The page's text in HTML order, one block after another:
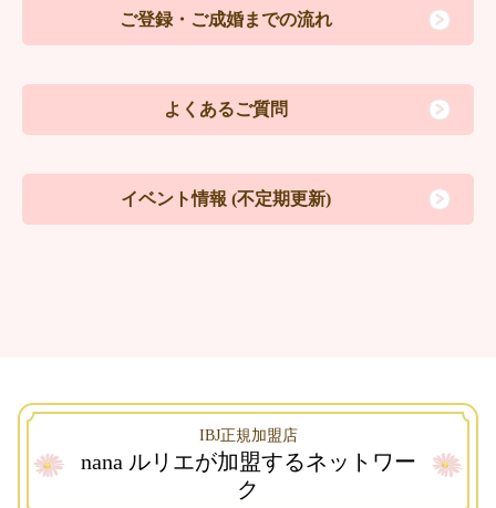
ご登録・ご成婚までの流れ
よくあるご質問
イベント情報 (不定期更新)
IBJ正規加盟店
nana ルリエが加盟するネットワー
ク